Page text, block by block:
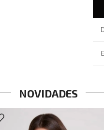
NOVIDADES